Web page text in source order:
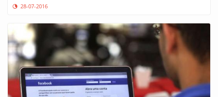
28-07-2016